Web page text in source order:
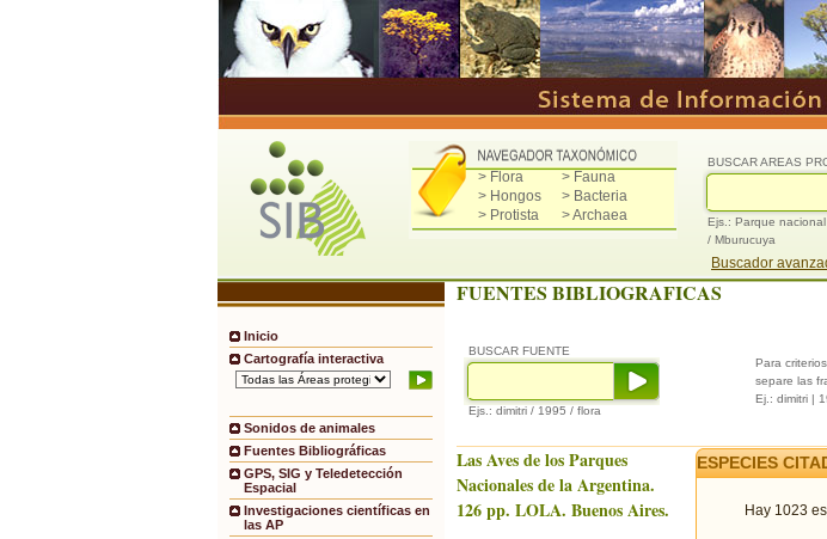
> Flora
> Fauna
> Hongos
> Bacteria
> Protista
> Archaea
BUSCAR AREAS
Ejs.: Parque
/ Mburucuya
Buscador
Inicio
Cartografía interactiva
Sonidos de animales
Fuentes Bibliográficas
GPS, SIG y Teledetección
Espacial
Investigaciones científicas en
las AP
FUENTES BIBLIOGRAFICAS
BUSCAR FUENTE
Ejs.: dimitri / 1995 / flora
Para
separe las
Ej.: dimitri |
Las Aves de los Parques
Nacionales de la Argentina.
126 pp. LOLA. Buenos Aires.
ESPECIES
Hay 1023